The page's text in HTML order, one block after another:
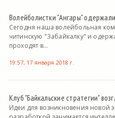
Волейболистки "Ангары"
Сегодня наша волейбольная
читинскую "Забайкалку" и
проходят в...
19:57, 17 января 2018 г.
Клуб "Байкальские стратегии"
Идеи для возникновения новой